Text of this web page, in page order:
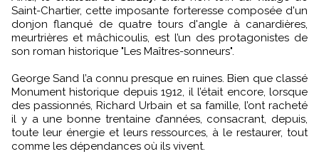
Saint-Chartier, cette imposante forteresse composée d'un
donjon flanqué de quatre tours d'angle à canardières,
meurtrières et mâchicoulis, est l’un des protagonistes de
son roman historique "Les Maîtres-sonneurs".
George Sand l’a connu presque en ruines. Bien que classé
Monument historique depuis 1912, il l’était encore, lorsque
des passionnés, Richard Urbain et sa famille, l’ont racheté
il y a une bonne trentaine d’années, consacrant, depuis,
toute leur énergie et leurs ressources, à le restaurer, tout
comme les dépendances où ils vivent.